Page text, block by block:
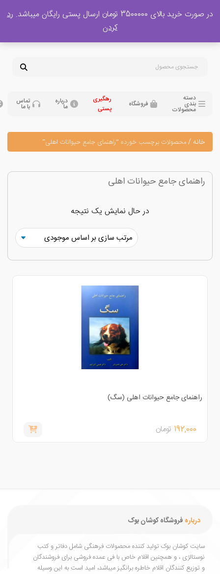
پشتیبانی فروش
09120329397
بندی
محصولات
فروشگاه درباره تماس
محصولات برچسب خورده “راهنمای جامع حیوانات اهلی”
جامع حیوانات اهلی
در حال نمایش یک نتیجه
جامع حیوانات اهلی (سگ)
192,000تومان
فروشگاه کوشان بوک
کوشان بوک تولید کننده محصولات فرهنگی شامل دفاتر و کتب
، و همچنین اقلام خاص با فی عمده فروشی برای فروشندگان
کنندگان اقلام خاطره برانگیز میباشد، امید است به این وسیله
3500000 تومان ارسال پستی رایگان میباشد.
رد